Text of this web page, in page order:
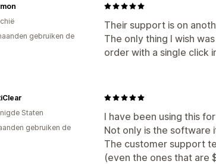
Their support is on
The only thing I wish
order with a single click
gebruiken de
I have been using this
Not only is the software
The customer support
(even the ones that are
Staten
gebruiken de